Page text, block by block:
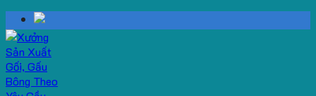
Skip
to
content